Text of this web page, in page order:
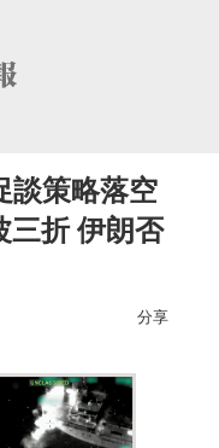
談策略落空
三折 伊朗否
分享